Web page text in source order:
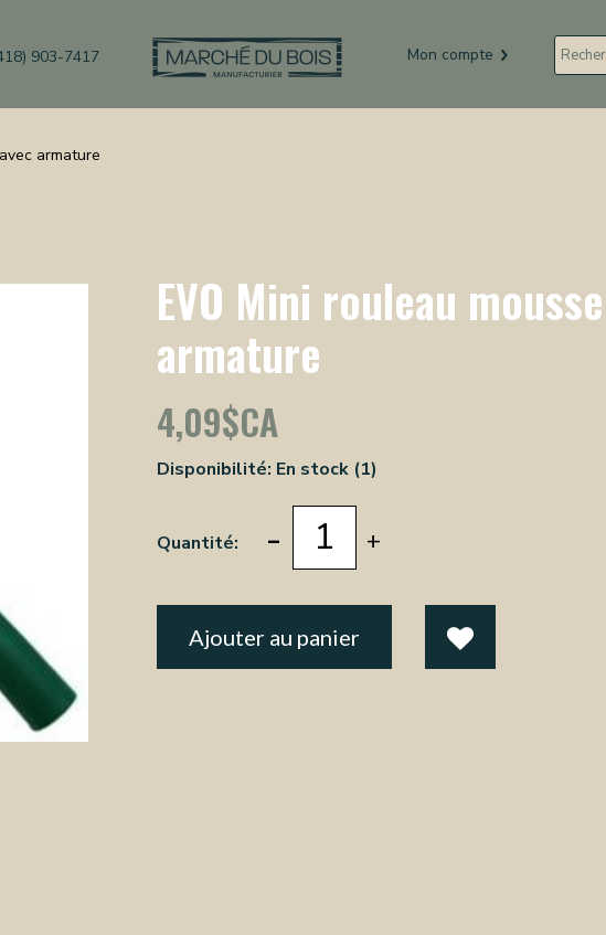
903-7417 Mon compte
armature
EVO Mini rouleau
armature
4,09$CA
Disponibilité: En stock(1)
Quantité: - +
Ajouter au panier